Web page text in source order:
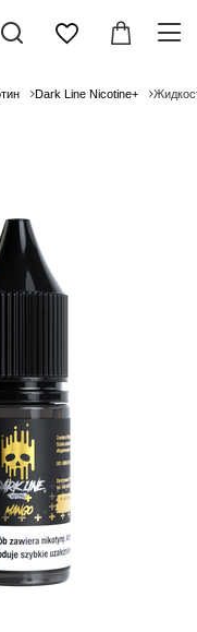
Dark Line Nicotine+